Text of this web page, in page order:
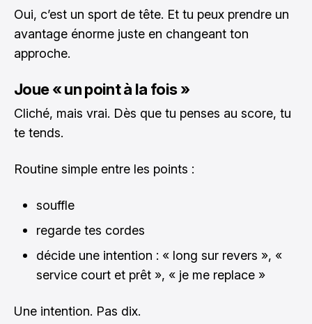
Oui, c’est un sport de tête. Et tu peux prendre un
avantage énorme juste en changeant ton
approche.
Joue « un point à la fois »
Cliché, mais vrai. Dès que tu penses au score, tu
te tends.
Routine simple entre les points :
souffle
regarde tes cordes
décide une intention : « long sur revers », «
service court et prêt », « je me replace »
Une intention. Pas dix.